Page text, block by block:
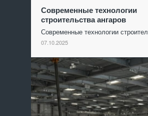
Современные технологии
строительства ангаров
Современные технологии
07.10.2025